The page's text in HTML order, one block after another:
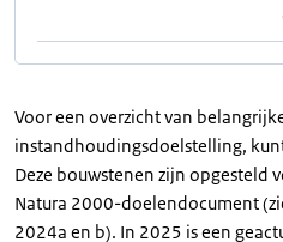
Voor een overzicht van
instandhoudingsdoelstelling,
Deze bouwstenen zijn opgesteld
Natura 2000-doelendocument
2024a en b). In 2025 is een